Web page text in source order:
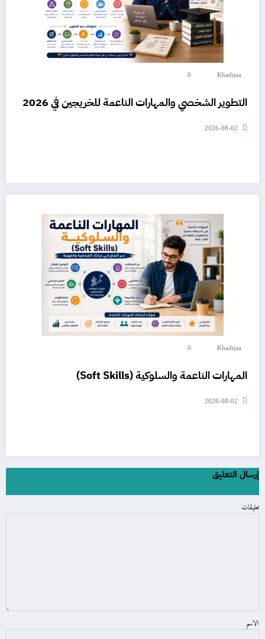
Khadijaa
0
التطوير الشخصي والمهارات الناعمة للخريجين في 2026
2026-08-02
Khadijaa
0
المهارات الناعمة والسلوكية (Soft Skills)
2026-08-02
إرسال التعليق
تعليقات
الاسم